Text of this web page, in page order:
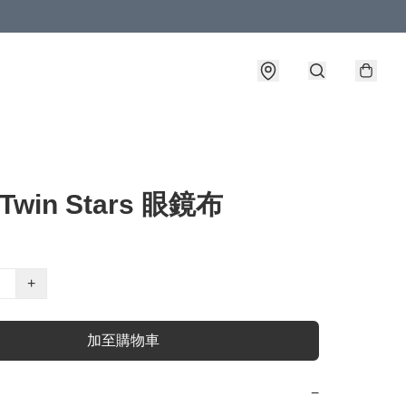
Stars 眼鏡布
+
加至購物車
−